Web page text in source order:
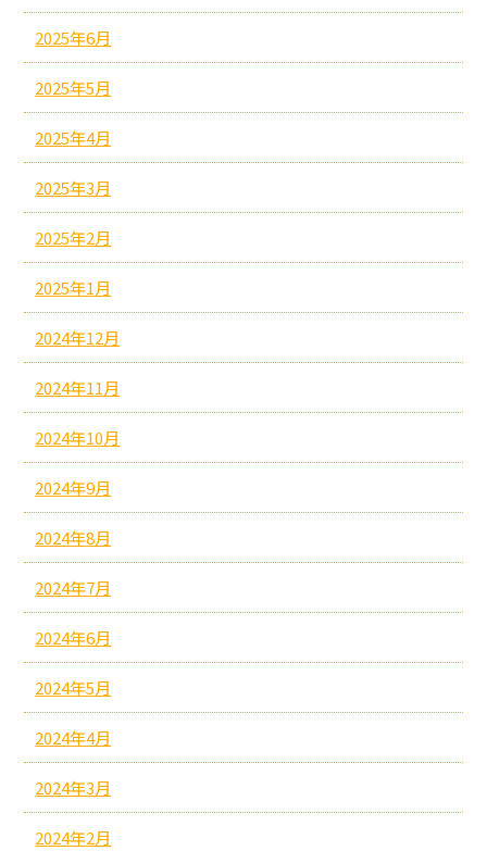
2025年6月
2025年5月
2025年4月
2025年3月
2025年2月
2025年1月
2024年12月
2024年11月
2024年10月
2024年9月
2024年8月
2024年7月
2024年6月
2024年5月
2024年4月
2024年3月
2024年2月